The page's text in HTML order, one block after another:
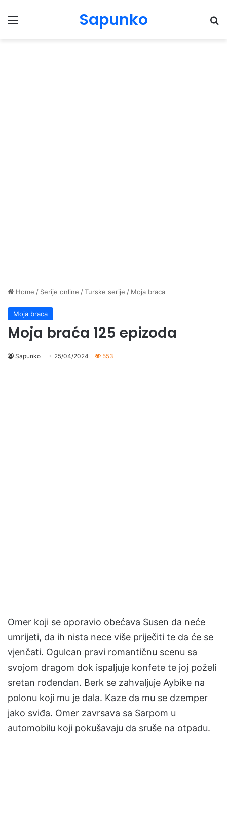
Menu Sapunko
Home / Serije online /Turske serije / Moja braca
Moja braca
Moja braća 125 epizoda
Sapunko 25/04/2024 553
Omer koji se oporavio obećava Susen da neće
umrijeti, da ih nista nece više priječiti te da će se
vjenčati. Ogulcan pravi romantičnu scenu sa
svojom dragom dok ispaljuje konfete te joj poželi
sretan rođendan. Berk se zahvaljuje Aybike na
polonu koji mu je dala. Kaze da mu se dzemper
jako sviđa. Omer zavrsava sa Sarpom u
automobilu koji pokušavaju da sruše na otpadu.